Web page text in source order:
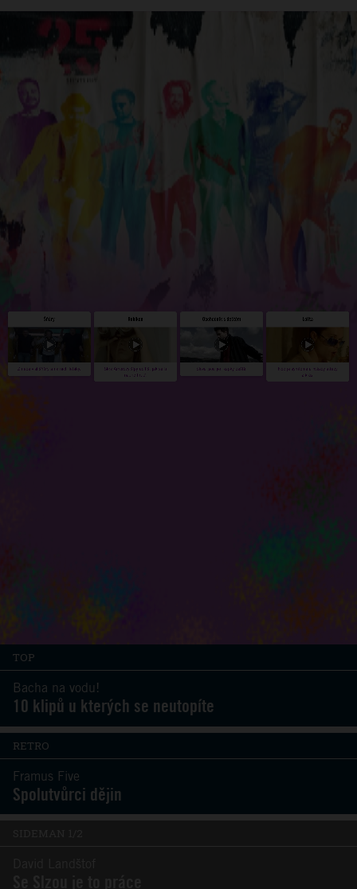
TOP
Bacha na vodu!
10 klipů u kterých se neutopíte
RETRO
Framus Five
Spolutvůrci dějin